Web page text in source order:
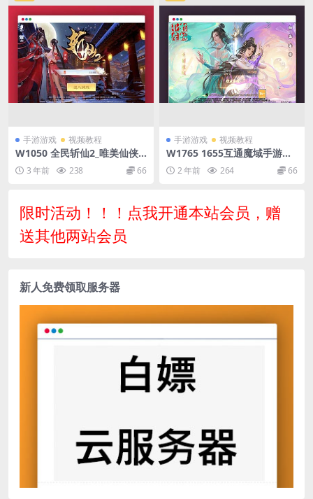
手游游戏 视频教程
W1050 全民斩仙2_唯美仙侠
全民斩仙2VM镜像一键端+Lin
ux学习手工端_通用视频教程_
3 年前 238 66
手游游戏 视频教程
W1765 1655互通魔域手游
【亚楠魔域神火版】最新整理
Win半手工服务端+本地验证+
2 年前 264 66
限时活动！！！点我开通本站会员，赠
送其他两站会员
新人免费领取服务器